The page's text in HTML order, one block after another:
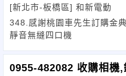
桌
[新北市-板橋區] 和新電動
348.感謝桃園車先生訂購金
靜音無縫四口機
0955-482082 收購相機